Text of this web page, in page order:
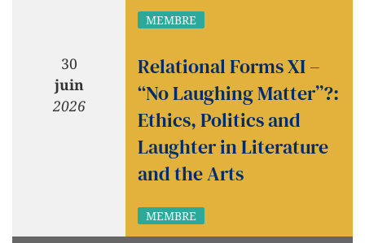
MEMBRE
30
juin
2026
Relational Forms XI –
“No Laughing Matter”?:
Ethics, Politics and
Laughter in Literature
and the Arts
MEMBRE